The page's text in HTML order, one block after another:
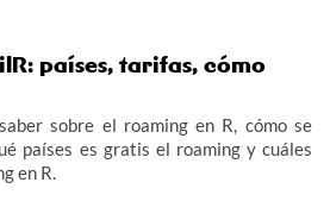
países, tarifas, cómo
sobre el roaming en R, cómo se
países es gratis el roaming y cuáles
en R.